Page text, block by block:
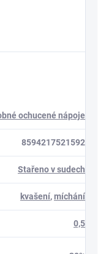
ochucené nápoje
8594217521592
Stařeno v sudech
kvašení,míchání
0,5